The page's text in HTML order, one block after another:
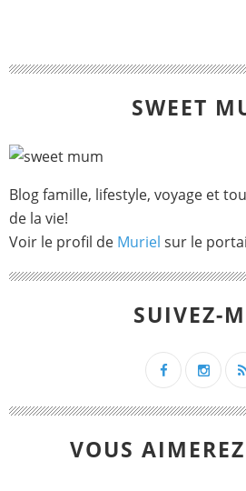
SWEET
Blog famille, lifestyle, voyage et
de la vie!
Voir le profil de Muriel sur le
SUIVEZ-
VOUS